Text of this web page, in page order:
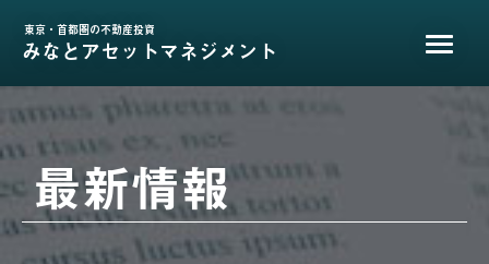
東京・首都圏の不動産投資
みなとアセットマネジメント
最新情報